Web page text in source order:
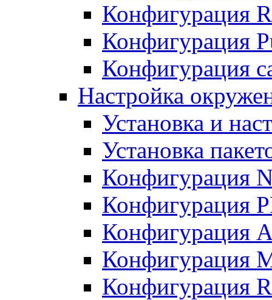
Конфигурация
Конфигурация
Конфигурация
Настройка
Установка и
Установка
Конфигурация
Конфигурация
Конфигурация
Конфигурация
Конфигурация